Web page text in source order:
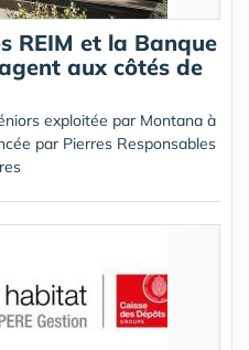
REIM et la Banque
aux côtés de
exploitée par Montana à
par Pierres Responsables